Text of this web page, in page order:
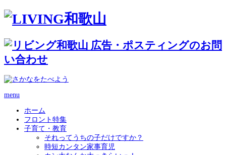
menu
ホーム
フロント特集
子育て・教育
それってうちの子だけですか？
時短カンタン家事育児